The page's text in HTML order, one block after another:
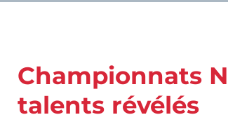
Championnats
talents révélés